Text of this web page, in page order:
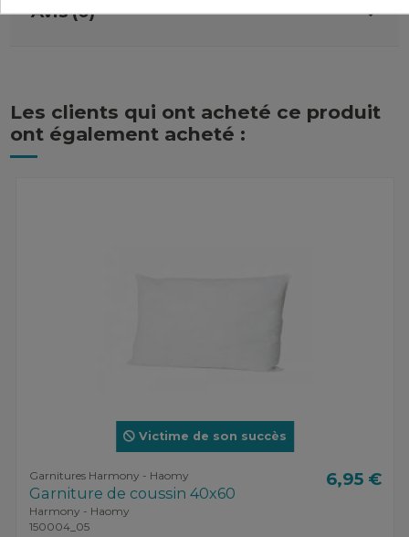
Avis (0)
Les clients qui ont acheté ce produit
ont également acheté :
Victime de son succès
Garnitures Harmony - Haomy
Garniture de coussin 40x60
Harmony - Haomy
150004_05
6,95 €